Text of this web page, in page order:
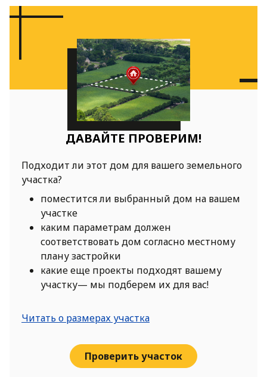
ДАВАЙТЕ ПРОВЕРИМ!
Подходит ли этот дом для вашего земельного
участка?
поместится ли выбранный дом на вашем
участке
каким параметрам должен
соответствовать дом согласно местному
плану застройки
какие еще проекты подходят вашему
участку— мы подберем их для вас!
Читать о размерах участка
Проверить участок